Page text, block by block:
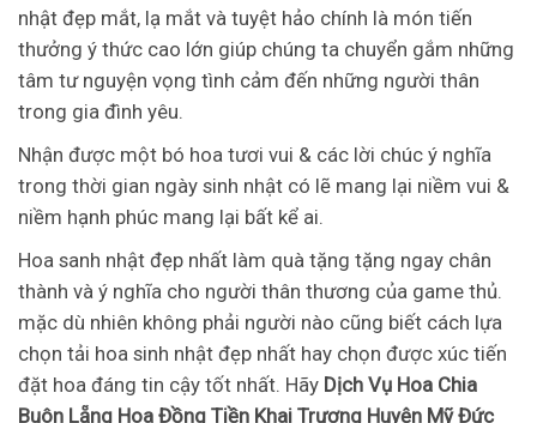
nhật đẹp mắt, lạ mắt và tuyệt hảo chính là món tiến
thưởng ý thức cao lớn giúp chúng ta chuyển gắm những
tâm tư nguyện vọng tình cảm đến những người thân
trong gia đình yêu.
Nhận được một bó hoa tươi vui & các lời chúc ý nghĩa
trong thời gian ngày sinh nhật có lẽ mang lại niềm vui &
niềm hạnh phúc mang lại bất kể ai.
Hoa sanh nhật đẹp nhất làm quà tặng tặng ngay chân
thành và ý nghĩa cho người thân thương của game thủ.
mặc dù nhiên không phải người nào cũng biết cách lựa
chọn tải hoa sinh nhật đẹp nhất hay chọn được xúc tiến
đặt hoa đáng tin cậy tốt nhất. Hãy Dịch Vụ Hoa Chia
Buôn Lẵng Hoa Đồng Tiền Khai Trương Huyện Mỹ Đức